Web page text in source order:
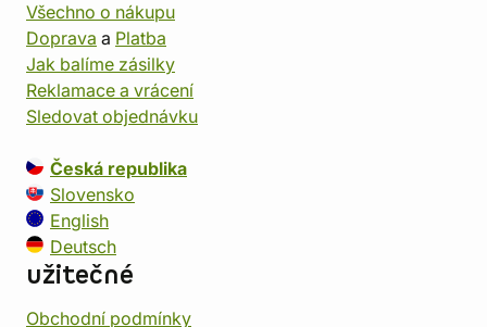
Všechno o nákupu
Doprava a Platba
Jak balíme zásilky
Reklamace a vrácení
Sledovat objednávku
Česká republika
Slovensko
English
Deutsch
užitečné
Obchodní podmínky